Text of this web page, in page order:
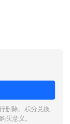
删除。积分兑换
买意义。